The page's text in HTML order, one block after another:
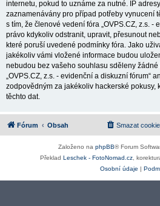
internetu, pokud to uznáme za nutné. IP
zaznamenávány pro případ potřeby vynucení
s tím, že členové vedení fóra „OVPS.CZ, z.s. -
právo kdykoliv odstranit, upravit, přesunout
které poruší uvedené podmínky fóra. Jako
jakékoliv vámi vložené informace budou
nebudou bez vašeho souhlasu sděleny
„OVPS.CZ, z.s. - evidenční a diskuzní fórum“
zodpovědným za jakékoliv hackerské pokusy,
těchto dat.
Fórum Obsah Smazat
Založeno na phpBB® Forum
Překlad Leschek - FotoNomad.cz ,
Osobní údaje |